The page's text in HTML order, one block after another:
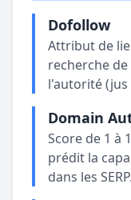
Dofollow
Attribut de
recherche
l'autorité (jus
Domain
Score de 1 à
prédit la
dans les SERP.